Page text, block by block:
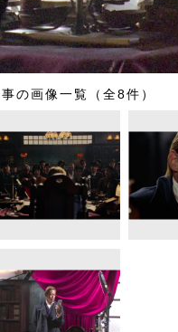
の画像一覧（全8件）